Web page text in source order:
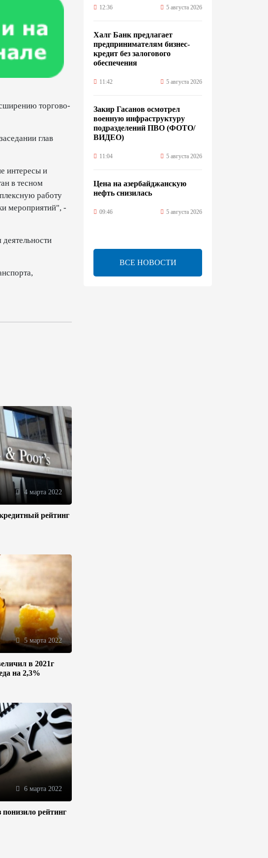
торгово-
глав
интересы и
в тесном
работу
мероприятий", -
4 марта 2022
рейтинг
5 марта 2022
в 2021г
на 2,3%
6 марта 2022
рейтинг
12:36 5 августа 2026
Халг Банк предлагает
предпринимателям бизнес-
кредит без залогового
обеспечения
11:42 5 августа 2026
Закир Гасанов осмотрел
военную инфраструктуру
подразделений ПВО (ФОТО/
ВИДЕО)
11:04 5 августа 2026
Цена на азербайджанскую
нефть cнизилась
09:46 5 августа 2026
ученый Эргун Кырлыковалы
раскритиковал позицию
Талеба по вопросу Рубена
Варданяна
ВСЕ НОВОСТИ